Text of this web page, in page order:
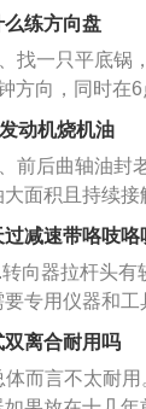
，直接将杂物给
比较严重，也可
、直接利用
排气管里面的
拆解开，就可
。但如果是因
就需要将三元
的情况得到解
中，与燃油混
可以和汽油一起
形成废气排出，
到清洗，排气管
解决。
么练方向盘
找一只平底锅
方向，同时在
个标记。
练习，往右同
、最后强
可以形成肌肉
时，不需要记
动机烧机油
前后曲轴油封
大面积且持续接
内持续温度变化
，导致渗油或漏
过大：积碳会使
大，导致机油流
。<&list>3、
过小的话，同
度过小具有很
过减速带咯吱咯
向器拉杆头有
要专用仪器和工
，需要将车辆送
车辆半轴套
后会出现漏油现
双离合耐用吗
体而言不太耐